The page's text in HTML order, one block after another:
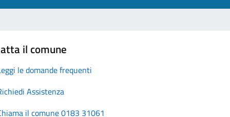
il comune
le domande frequenti
Assistenza
il comune 0183 31061